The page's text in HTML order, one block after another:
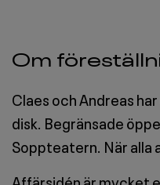
Om
Claes och Andreas
disk. Begränsade
Soppteatern. När alla